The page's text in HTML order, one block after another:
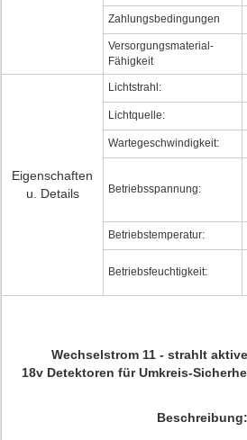
Zahlungsbedingungen
Versorgungsmaterial-
Fähigkeit
Eigenschaften
u. Details
Lichtstrahl:
Lichtquelle:
Wartegeschwindigkeit:
Betriebsspannung:
Betriebstemperatur:
Betriebsfeuchtigkeit:
Wechselstrom 11 - strahlt
18v Detektoren für Umkreis-
Beschreibung: